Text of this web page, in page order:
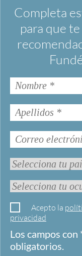
Completa
para que
Acepto la
privacidad
Los campos con
obligatorios.